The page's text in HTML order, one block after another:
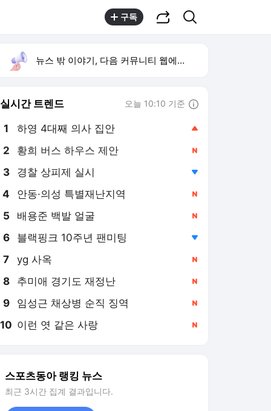
구독
뉴스 밖 이야기, 다음 커뮤니티 웹에서 보기
실시간 트렌드 오늘 10:10 기준
1 하영 4대째 의사 집안
2 황희 버스 하우스 제안
3 경찰 상피제 실시
4 안동·의성 특별재난지역
5 배용준 백발 얼굴
6 블랙핑크 10주년 팬미팅
7 yg 사옥
8 추미애 경기도 재정난
9 임성근 채상병 순직 징역
10 이런 엿 같은 사랑
스포츠동아 랭킹 뉴스
최근 3시간 집계 결과입니다.